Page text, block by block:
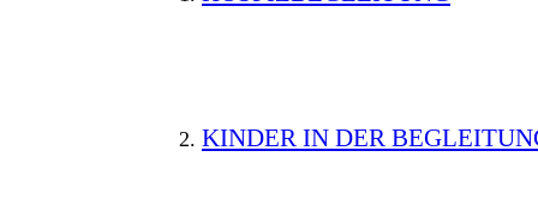
KINDER IN DER